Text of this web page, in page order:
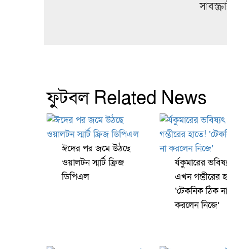
ফুটবল Related News
ঈদের পর জমে উঠছে
ওয়ালটন স্মার্ট ফ্রিজ
ডিপিএল
র্যকুমারের
এখন গম্ভীরের
‘টেকনিক ঠিক না
করলেন নিজে’